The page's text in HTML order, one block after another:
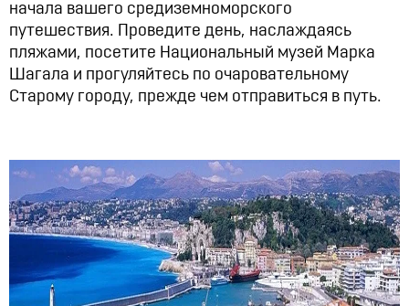
начала вашего средиземноморского
путешествия. Проведите день, наслаждаясь
пляжами, посетите Национальный музей Марка
Шагала и прогуляйтесь по очаровательному
Старому городу, прежде чем отправиться в путь.